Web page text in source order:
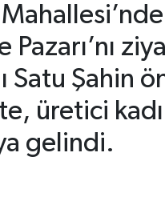
Pazarı’nı
Satu Şahin
üretici
gelindi.